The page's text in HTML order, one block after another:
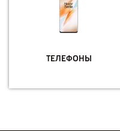
ТЕЛЕФОНЫ